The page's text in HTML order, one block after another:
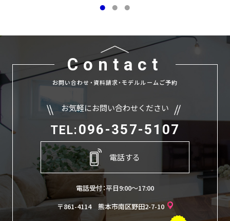
Contact
お問い合わせ・資料請求・モデルルームご予約
お気軽にお問い合わせください
TEL:096-357-5107
電話する
電話受付：平日9:00〜17:00
〒861-4114 熊本市南区野田2-7-10